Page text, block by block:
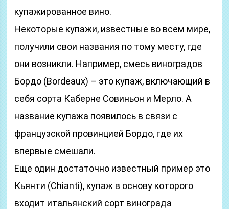
купажированное вино.
Некоторые купажи, известные во всем мире,
получили свои названия по тому месту, где
они возникли. Например, смесь виноградов
Бордо (Bordeaux) – это купаж, включающий в
себя сорта Каберне Совиньон и Мерло. А
название купажа появилось в связи с
французской провинцией Бордо, где их
впервые смешали.
Еще один достаточно известный пример это
Кьянти (Chianti), купаж в основу которого
входит итальянский сорт винограда